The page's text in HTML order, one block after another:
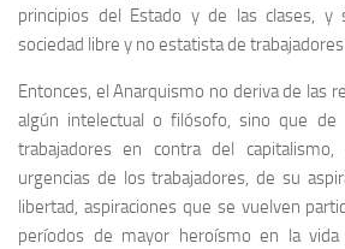
principios del Estado y de las clases, y
sociedad libre y no estatista de
Entonces, el Anarquismo no deriva de las
algún intelectual o filósofo, sino que de
trabajadores en contra del
urgencias de los trabajadores, de su
libertad, aspiraciones que se vuelven
períodos de mayor heroísmo en la